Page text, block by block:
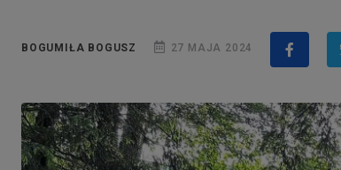
BOGUMIŁA BOGUSZ 27 MAJA 2024